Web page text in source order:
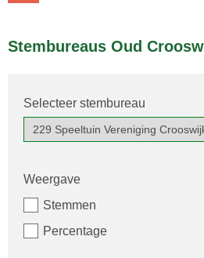
Stembureaus Oud
Selecteer stembureau
Weergave
Stemmen
Percentage